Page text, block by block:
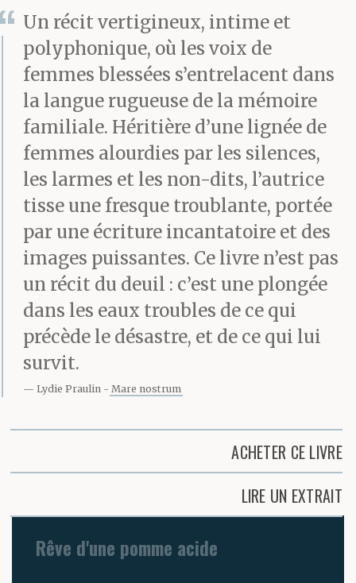
Un récit vertigineux, intime et
polyphonique, où les voix de
femmes blessées s’entrelacent dans
la langue rugueuse de la mémoire
familiale. Héritière d’une lignée de
femmes alourdies par les silences,
les larmes et les non-dits, l’autrice
tisse une fresque troublante, portée
par une écriture incantatoire et des
images puissantes. Ce livre n’est pas
un récit du deuil : c’est une plongée
dans les eaux troubles de ce qui
précède le désastre, et de ce qui lui
survit.
Lydie Praulin Mare nostrum
ACHETER CE LIVRE
LIRE UN EXTRAIT
Rêve d'une pomme acide